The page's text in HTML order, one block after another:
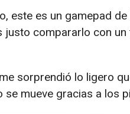
este es un gamepad
justo compararlo con
sorprendió lo ligero
se mueve gracias a los